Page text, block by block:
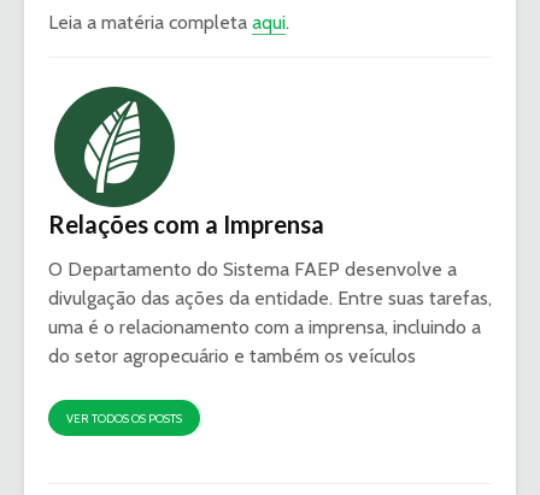
Leia a matéria completa aqui.
Relações com a Imprensa
O Departamento do Sistema FAEP desenvolve a
divulgação das ações da entidade. Entre suas tarefas,
uma é o relacionamento com a imprensa, incluindo a
do setor agropecuário e também os veículos
VER TODOS OS POSTS